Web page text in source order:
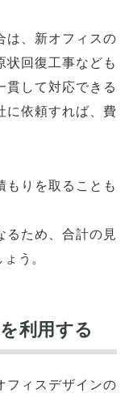
は、新オフィスの
状回復工事なども
貫して対応できる
に依頼すれば、費
もりを取ることも
るため、合計の見
う。
利用する
フィスデザインの